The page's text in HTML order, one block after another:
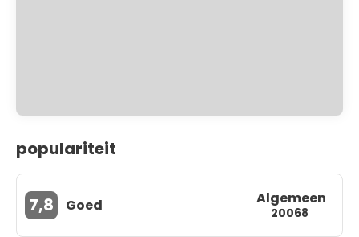
populariteit
7,8 Goed Algemeen
20068